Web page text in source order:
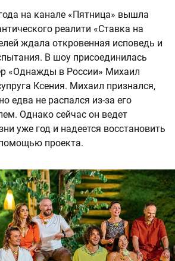
на канале «Пятница» вышла
реалити «Ставка на
ждала откровенная исповедь и
В шоу присоединилась
«Однажды в России» Михаил
Ксения. Михаил признался,
едва не распался из-за его
Однако сейчас он ведет
уже год и надеется восстановить
проекта.